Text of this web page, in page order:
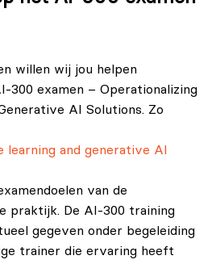
willen wij jou helpen
300 examen – Operationalizing
AI Solutions. Zo
learning and generative AI
van de
praktijk. De AI-300 training
gegeven onder begeleiding
trainer die ervaring heeft